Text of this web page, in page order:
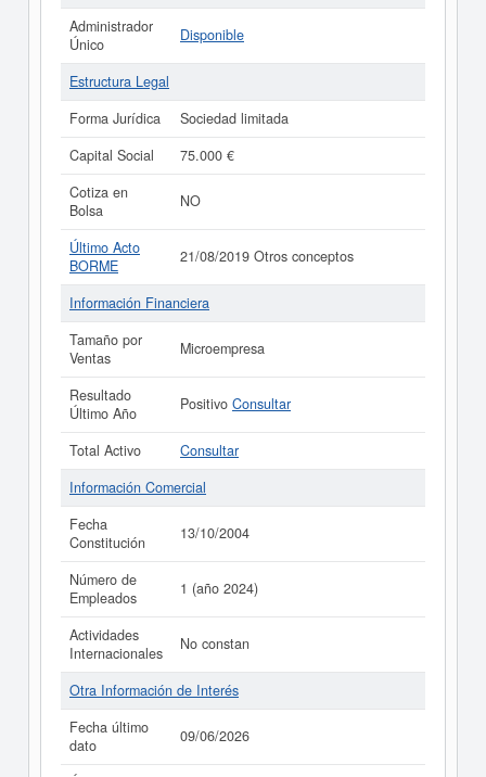
Administrador
Único
Disponible
Estructura Legal
Forma Jurídica
Sociedad limitada
Capital Social
75.000 €
Cotiza en
Bolsa
NO
Último Acto
BORME
21/08/2019 Otros conceptos
Información Financiera
Tamaño por
Ventas
Microempresa
Resultado
Último Año
Positivo Consultar
Total Activo
Consultar
Información Comercial
Fecha
Constitución
13/10/2004
Número de
Empleados
1 (año 2024)
Actividades
Internacionales
No constan
Otra Información de Interés
Fecha último
dato
09/06/2026